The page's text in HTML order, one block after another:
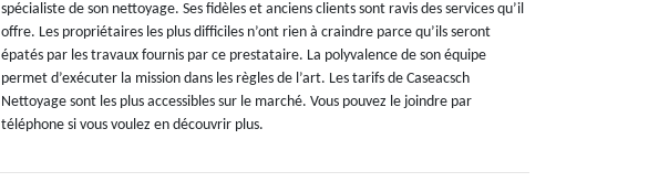
spécialiste de son nettoyage. Ses fidèles et anciens clients sont ravis des services qu’il
offre. Les propriétaires les plus difficiles n’ont rien à craindre parce qu’ils seront
épatés par les travaux fournis par ce prestataire. La polyvalence de son équipe
permet d’exécuter la mission dans les règles de l’art. Les tarifs de Caseacsch
Nettoyage sont les plus accessibles sur le marché. Vous pouvez le joindre par
téléphone si vous voulez en découvrir plus.